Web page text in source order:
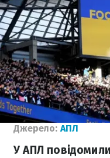
Джерело: АПЛ
У АПЛ